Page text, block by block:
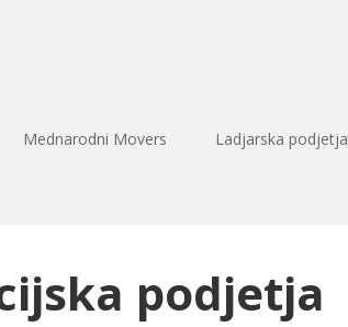
Mednarodni Movers Ladjarska podjetja
podjetja